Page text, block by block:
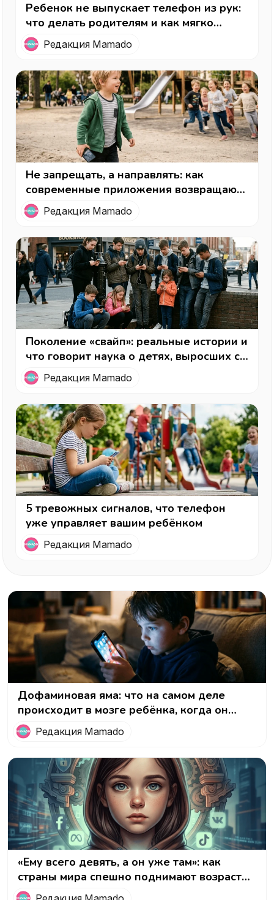
Ребенок не выпускает телефон из рук:
что делать родителям и как мягко
вернуть интерес к реальной жизни
Редакция Mamado
Не запрещать, а направлять: как
современные приложения возвращают
детям детство (и родителям —
спокойствие)
Редакция Mamado
Поколение «свайп»: реальные истории и
что говорит наука о детях, выросших с
телефоном в руках
Редакция Mamado
5 тревожных сигналов, что телефон
уже управляет вашим ребёнком
Редакция Mamado
Дофаминовая яма: что на самом деле
происходит в мозге ребёнка, когда он
«залипает» в телефон
Редакция Mamado
«Ему всего девять, а он уже там»: как
страны мира спешно поднимают возраст
регистрации в соцсетях — и где в этой